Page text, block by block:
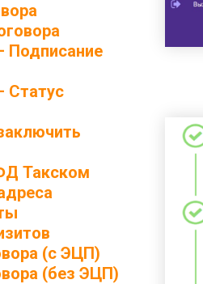
Подписание
Статус
Такском
(с ЭЦП)
(без ЭЦП)